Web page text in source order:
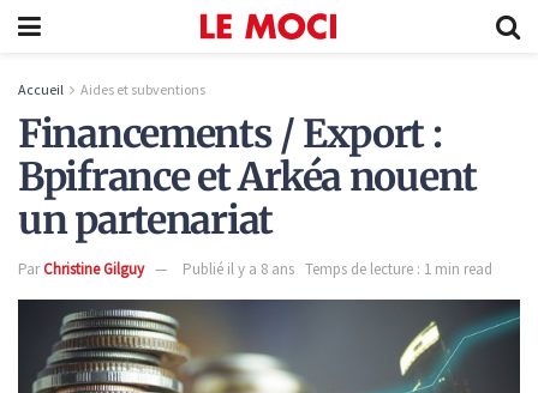
Accueil Aides et subventions
Financements / Export :
Bpifrance et Arkéa nouent
un partenariat
ParChristine Gilguy Publié il y a 8 ans Temps de lecture : 1 min read